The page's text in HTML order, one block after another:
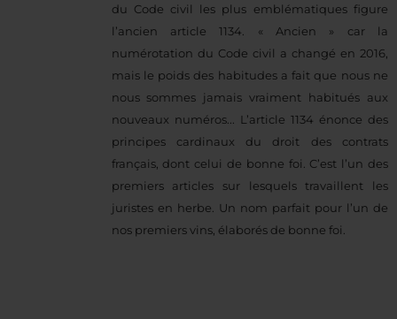
du Code civil les plus emblématiques figure
l’ancien article 1134. « Ancien » car la
numérotation du Code civil a changé en 2016,
mais le poids des habitudes a fait que nous ne
nous sommes jamais vraiment habitués aux
nouveaux numéros... L’article 1134 énonce des
principes cardinaux du droit des contrats
français, dont celui de bonne foi. C’est l’un des
premiers articles sur lesquels travaillent les
juristes en herbe. Un nom parfait pour l’un de
nos premiers vins, élaborés de bonne foi.